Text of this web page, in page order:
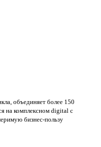
объединяет более 150
на комплексном digital с
бизнес-пользу